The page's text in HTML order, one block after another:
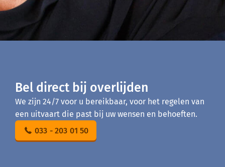
Bel direct bij overlijden
We zijn 24/7 voor u bereikbaar, voor het regelen van
een uitvaart die past bij uw wensen en behoeften.
033 - 203 01 50